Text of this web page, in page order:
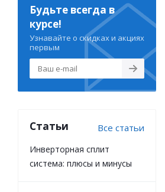
Будьте всегда в
курсе!
Узнавайте о скидках и акциях
первым
Статьи Все статьи
Инверторная сплит
система: плюсы и минусы